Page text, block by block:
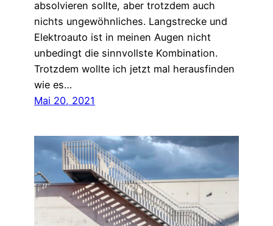
absolvieren sollte, aber trotzdem auch
nichts ungewöhnliches. Langstrecke und
Elektroauto ist in meinen Augen nicht
unbedingt die sinnvollste Kombination.
Trotzdem wollte ich jetzt mal herausfinden
wie es…
Mai 20, 2021